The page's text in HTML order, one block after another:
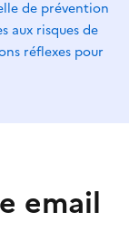
de prévention
aux risques de
réflexes pour
email